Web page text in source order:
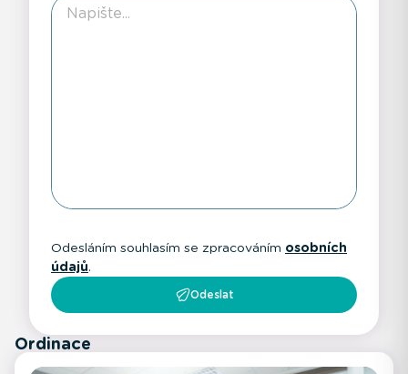
Odesláním souhlasím se zpracováním osobních
údajů.
Odeslat
Ordinace